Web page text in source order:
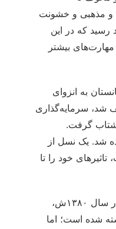
مذهبی و خشونت
رسید که در این
بیشتر
به انزوای
شد، سرمایه‌گذاری
گرفت.
شد. یک نسل از
خود را تا
پس از سقوط نخست طالبان در سال ۱۳۸۰ش،
شده است؛ اما